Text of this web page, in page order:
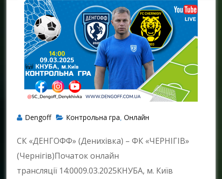
Dengoff Контрольна гра ,Онлайн
СК «ДЕНГОФФ» (Денихівка) – ФК «ЧЕРНІГІВ»
(Чернігів)Початок онлайн
трансляції 14:0009.03.2025КНУБА, м. Київ